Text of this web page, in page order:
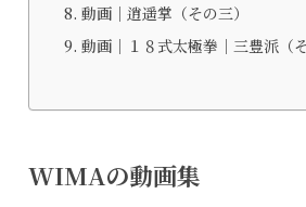
動画｜逍遥掌（その三）
動画｜１８式太極拳｜三豊派（
WIMAの動画集